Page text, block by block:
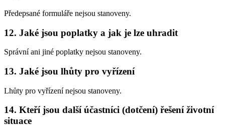
Předepsané formuláře nejsou stanoveny.
12. Jaké jsou poplatky a jak je lze uhradit
Správní ani jiné poplatky nejsou stanoveny.
13. Jaké jsou lhůty pro vyřízení
Lhůty pro vyřízení nejsou stanoveny.
14. Kteří jsou další účastníci (dotčení) řešení životní
situace